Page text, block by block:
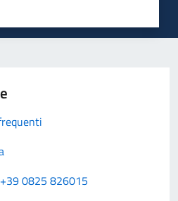
0825 826015